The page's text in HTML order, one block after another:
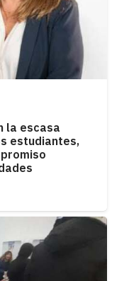
la escasa
estudiantes,